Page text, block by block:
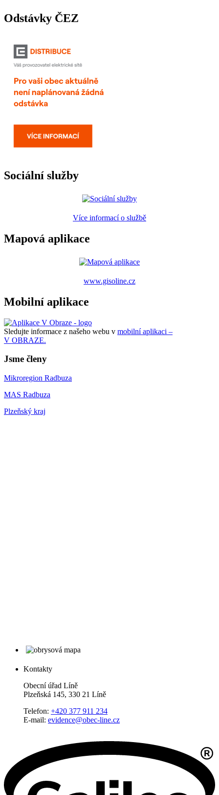
Odstávky ČEZ
Sociální služby
Více informací o službě
Mapová aplikace
www.gisoline.cz
Mobilní aplikace
Sledujte informace z našeho webu v mobilní aplikaci –
V OBRAZE.
Jsme členy
Mikroregion Radbuza
MAS Radbuza
Plzeňský kraj
Kontakty
Obecní úřad Líně
Plzeňská 145, 330 21 Líně
Telefon: +420 377 911 234
E-mail: evidence@obec-line.cz